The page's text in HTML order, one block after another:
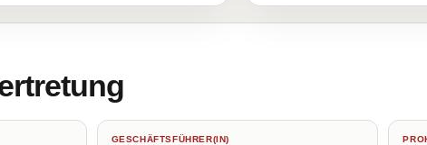
GESCHÄFTSFÜHRER(IN)